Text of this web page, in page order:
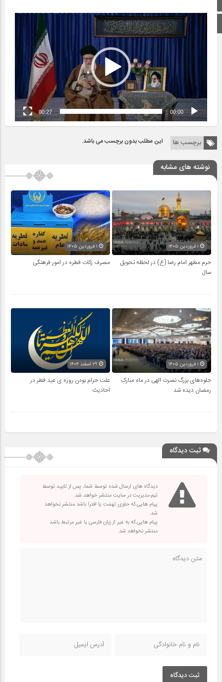
نمایشگر
ویدیو
00:00
00:27
برچسب ها این مطلب بدون برچسب می باشد.
نوشته های مشابه
حرم مطهر امام رضا (ع) در لحظه تحویل
سال
مصرف زکات فطره در امور فرهنگی
جلوه‌های بزرگ نصرت الهی در ماه مبارک
رمضان دیده شد
علت حرام بودن روزه ی عید فطر در
احادیث
ثبت دیدگاه
دیدگاه های ارسال شده توسط شما، پس از تایید توسط
تیم مدیریت در سایت منتشر خواهد شد.
پیام هایی که حاوی تهمت یا افترا باشد منتشر نخواهد
شد.
پیام هایی که به غیر از زبان فارسی یا غیر مرتبط باشد
منتشر نخواهد شد.
ثبت دیدگاه